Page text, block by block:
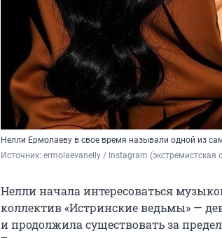
Нелли Ермолаеву в свое время называли одной из
Источник: ermolaevanelly / Instagram
Нелли начала интересоваться
коллектив «Истринские ведьмы» —
и продолжила существовать за